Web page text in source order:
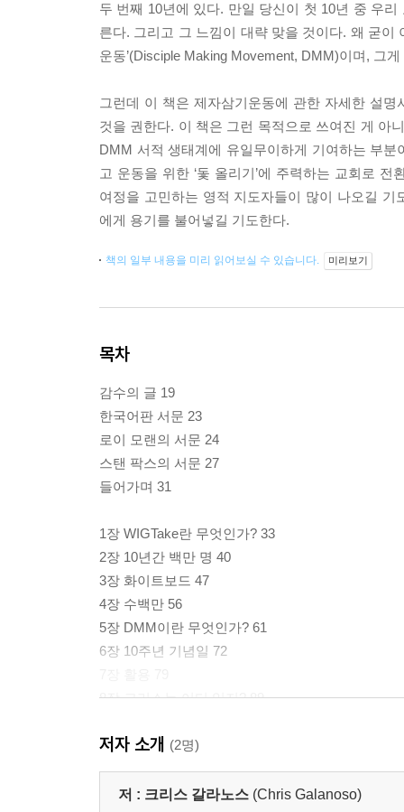
두 번째 10년에 있다. 만일 당신이 첫 10년 중 우
른다. 그리고 그 느낌이 대략 맞을 것이다. 왜 굳이
운동’(Disciple Making Movement, DMM)이며, 그
그런데 이 책은 제자삼기운동에 관한 자세한 설
것을 권한다. 이 책은 그런 목적으로 쓰여진 게 아
DMM 서적 생태계에 유일무이하게 기여하는 부
고 운동을 위한 ‘돛 올리기’에 주력하는 교회로
여정을 고민하는 영적 지도자들이 많이 나오길
에게 용기를 불어넣길 기도한다.
책의 일부 내용을 미리 읽어보실 수 있습니다. 미리보기
목차
감수의 글 19
한국어판 서문 23
로이 모랜의 서문 24
스탠 팍스의 서문 27
들어가며 31
1장 WIGTake란 무엇인가? 33
2장 10년간 백만 명 40
3장 화이트보드 47
4장 수백만 56
5장 DMM이란 무엇인가? 61
6장 10주년 기념일 72
8장 크리스는 어디 있지? 89
10장 DMM 훈련 101
11장 돛 올리기 106
12장 말씀에 집중하기 109
저자 소개 (2명)
저 : 크리스 갈라노스 (Chris Galanoso)